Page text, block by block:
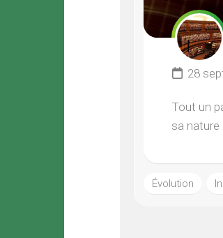
28
Tout un
sa nature
Évolution